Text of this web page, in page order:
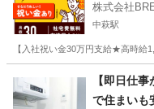
株式会社
中萩駅
【入社祝い金30万円支給★高時
中萩駅
【即日仕
で住まいも